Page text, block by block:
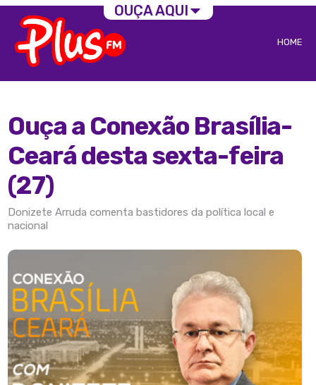
HOME
Ouça a Conexão Brasília-
Ceará desta sexta-feira
(27)
Donizete Arruda comenta bastidores da política local e
nacional
OUÇA AQUI